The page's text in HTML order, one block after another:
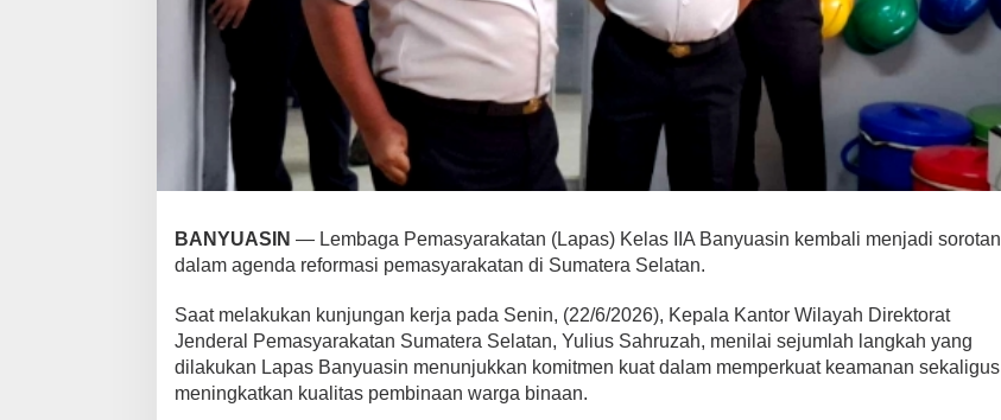
g
n
K
m
n
n
,
K
BANYUASIN — Lembaga Pemasyarakatan (Lapas) Kelas IIA Banyuasin kembali menjadi sorotan
dalam agenda reformasi pemasyarakatan di Sumatera Selatan.
Saat melakukan kunjungan kerja pada Senin, (22/6/2026), Kepala Kantor Wilayah Direktorat
Jenderal Pemasyarakatan Sumatera Selatan, Yulius Sahruzah, menilai sejumlah langkah yang
dilakukan Lapas Banyuasin menunjukkan komitmen kuat dalam memperkuat keamanan sekaligus
meningkatkan kualitas pembinaan warga binaan.